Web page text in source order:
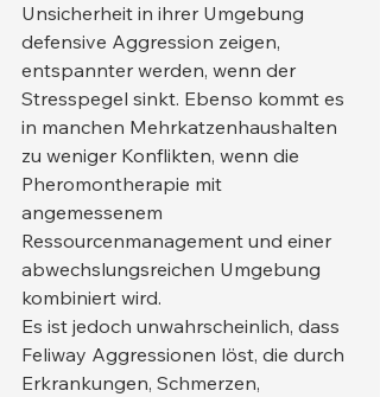
Unsicherheit in ihrer Umgebung
defensive Aggression zeigen,
entspannter werden, wenn der
Stresspegel sinkt. Ebenso kommt es
in manchen Mehrkatzenhaushalten
zu weniger Konflikten, wenn die
Pheromontherapie mit
angemessenem
Ressourcenmanagement und einer
abwechslungsreichen Umgebung
kombiniert wird.
Es ist jedoch unwahrscheinlich, dass
Feliway Aggressionen löst, die durch
Erkrankungen, Schmerzen,